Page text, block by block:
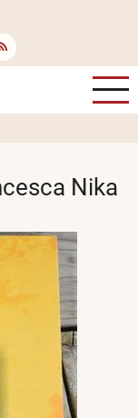
Nika